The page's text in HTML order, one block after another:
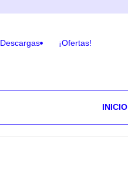
Descargas ¡Ofertas!
INICIO